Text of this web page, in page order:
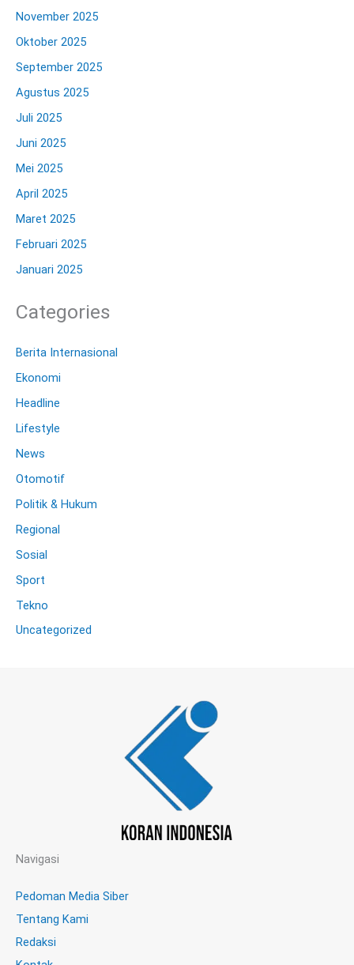
November 2025
Oktober 2025
September 2025
Agustus 2025
Juli 2025
Juni 2025
Mei 2025
April 2025
Maret 2025
Februari 2025
Januari 2025
Categories
Berita Internasional
Ekonomi
Headline
Lifestyle
News
Otomotif
Politik & Hukum
Regional
Sosial
Sport
Tekno
Uncategorized
Navigasi
Pedoman Media Siber
Tentang Kami
Redaksi